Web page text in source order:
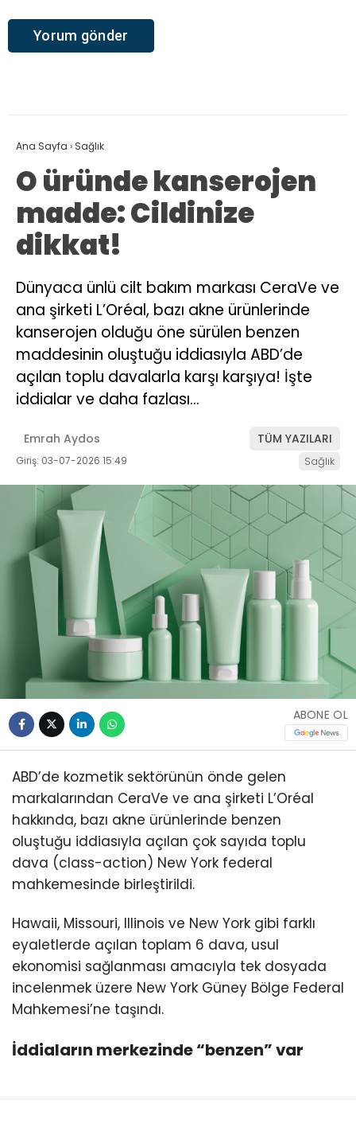
Ana Sayfa › Sağlık
O üründe kanserojen
madde: Cildinize
dikkat!
Dünyaca ünlü cilt bakım markası CeraVe ve
ana şirketi L’Oréal, bazı akne ürünlerinde
kanserojen olduğu öne sürülen benzen
maddesinin oluştuğu iddiasıyla ABD’de
açılan toplu davalarla karşı karşıya! İşte
iddialar ve daha fazlası…
Emrah Aydos TÜM YAZILARI
Giriş: 03-07-2026 15:49 Sağlık
ABONE OL
ABD’de kozmetik sektörünün önde gelen
markalarından CeraVe ve ana şirketi L’Oréal
hakkında, bazı akne ürünlerinde benzen
oluştuğu iddiasıyla açılan çok sayıda toplu
dava (class-action) New York federal
mahkemesinde birleştirildi.
Hawaii, Missouri, Illinois ve New York gibi farklı
eyaletlerde açılan toplam 6 dava, usul
ekonomisi sağlanması amacıyla tek dosyada
incelenmek üzere New York Güney Bölge Federal
Mahkemesi’ne taşındı.
İddiaların merkezinde “benzen” var